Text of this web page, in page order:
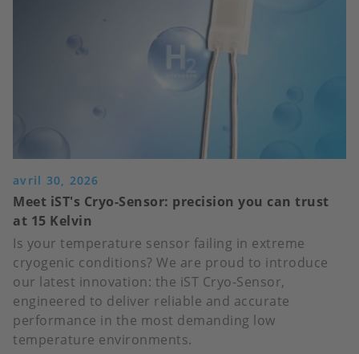
DEMANDING
APPLICATIONS
avril 30, 2026
Meet iST's Cryo-Sensor: precision you can trust
at 15 Kelvin
Is your temperature sensor failing in extreme
cryogenic conditions? We are proud to introduce
our latest innovation: the iST Cryo-Sensor,
engineered to deliver reliable and accurate
performance in the most demanding low
temperature environments.